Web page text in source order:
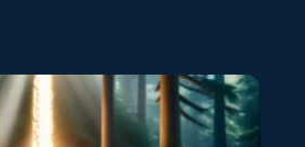
Nuevo